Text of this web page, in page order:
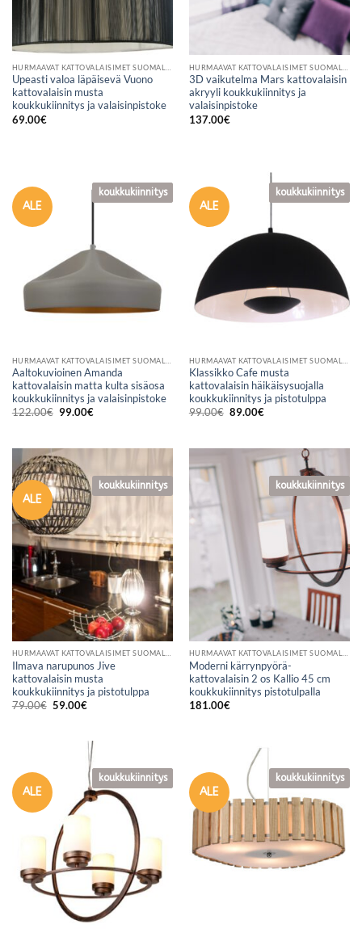
Upeasti valoa läpäisevä Vuono
kattovalaisin musta
koukkukiinnitys ja valaisinpistoke
69.00€
3D vaikutelma Mars kattovalaisin
akryyli koukkukiinnitys ja
valaisinpistoke
137.00€
ALE
koukkukiinnitys
koukkukiinnitys
Aaltokuvioinen Amanda
kattovalaisin matta kulta sisäosa
koukkukiinnitys ja valaisinpistoke
122.00€ Alkuperäinen
99.00€Nykyinen
koukkukiinnitys
ALE
koukkukiinnitys
Klassikko Cafe musta
kattovalaisin häikäisysuojalla
koukkukiinnitys ja pistotulppa
99.00€ Alkuperäinen
89.00€Nykyinen
koukkukiinnitys
ALE
HURMAAVAT KATTOVALAISIMET SUOMALAISESTA VERKKOKAUPASTA
Ilmava narupunos Jive
kattovalaisin musta
koukkukiinnitys ja pistotulppa
79.00€ Alkuperäinen
59.00€Nykyinen
koukkukiinnitys
koukkukiinnitys
HURMAAVAT KATTOVALAISIMET SUOMALAISESTA VERKKOKAUPASTA
Moderni kärrynpyörä-
kattovalaisin 2 os Kallio 45 cm
koukkukiinnitys pistotulpalla
181.00€
koukkukiinnitys
ALE
koukkukiinnitys koukkukiinnitys
ALE